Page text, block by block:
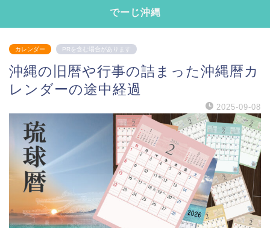
でーじ沖縄
カレンダー PRを含む場合があります
沖縄の旧暦や行事の詰まった沖縄暦カ
レンダーの途中経過
2025-09-08